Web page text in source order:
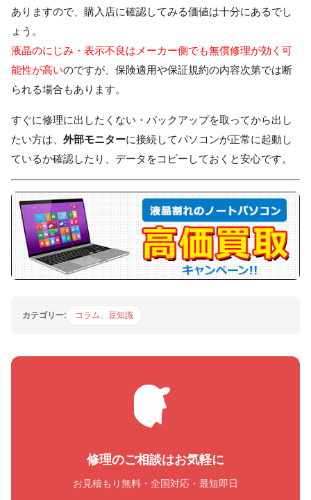
ありますので、購入店に確認してみる価値は十分にあるでし
ょう。
液晶のにじみ・表示不良はメーカー側でも無償修理が効く可
能性が高いのですが、保険適用や保証規約の内容次第では断
られる場合もあります。
すぐに修理に出したくない・バックアップを取ってから出し
たい方は、 外部モニターに接続してパソコンが正常に起動し
ているか確認したり、データをコピーしておくと安心です。
カテゴリー: コラム、豆知識
修理のご相談はお気軽に
お見積もり無料・全国対応・最短即日